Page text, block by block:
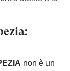
non è un